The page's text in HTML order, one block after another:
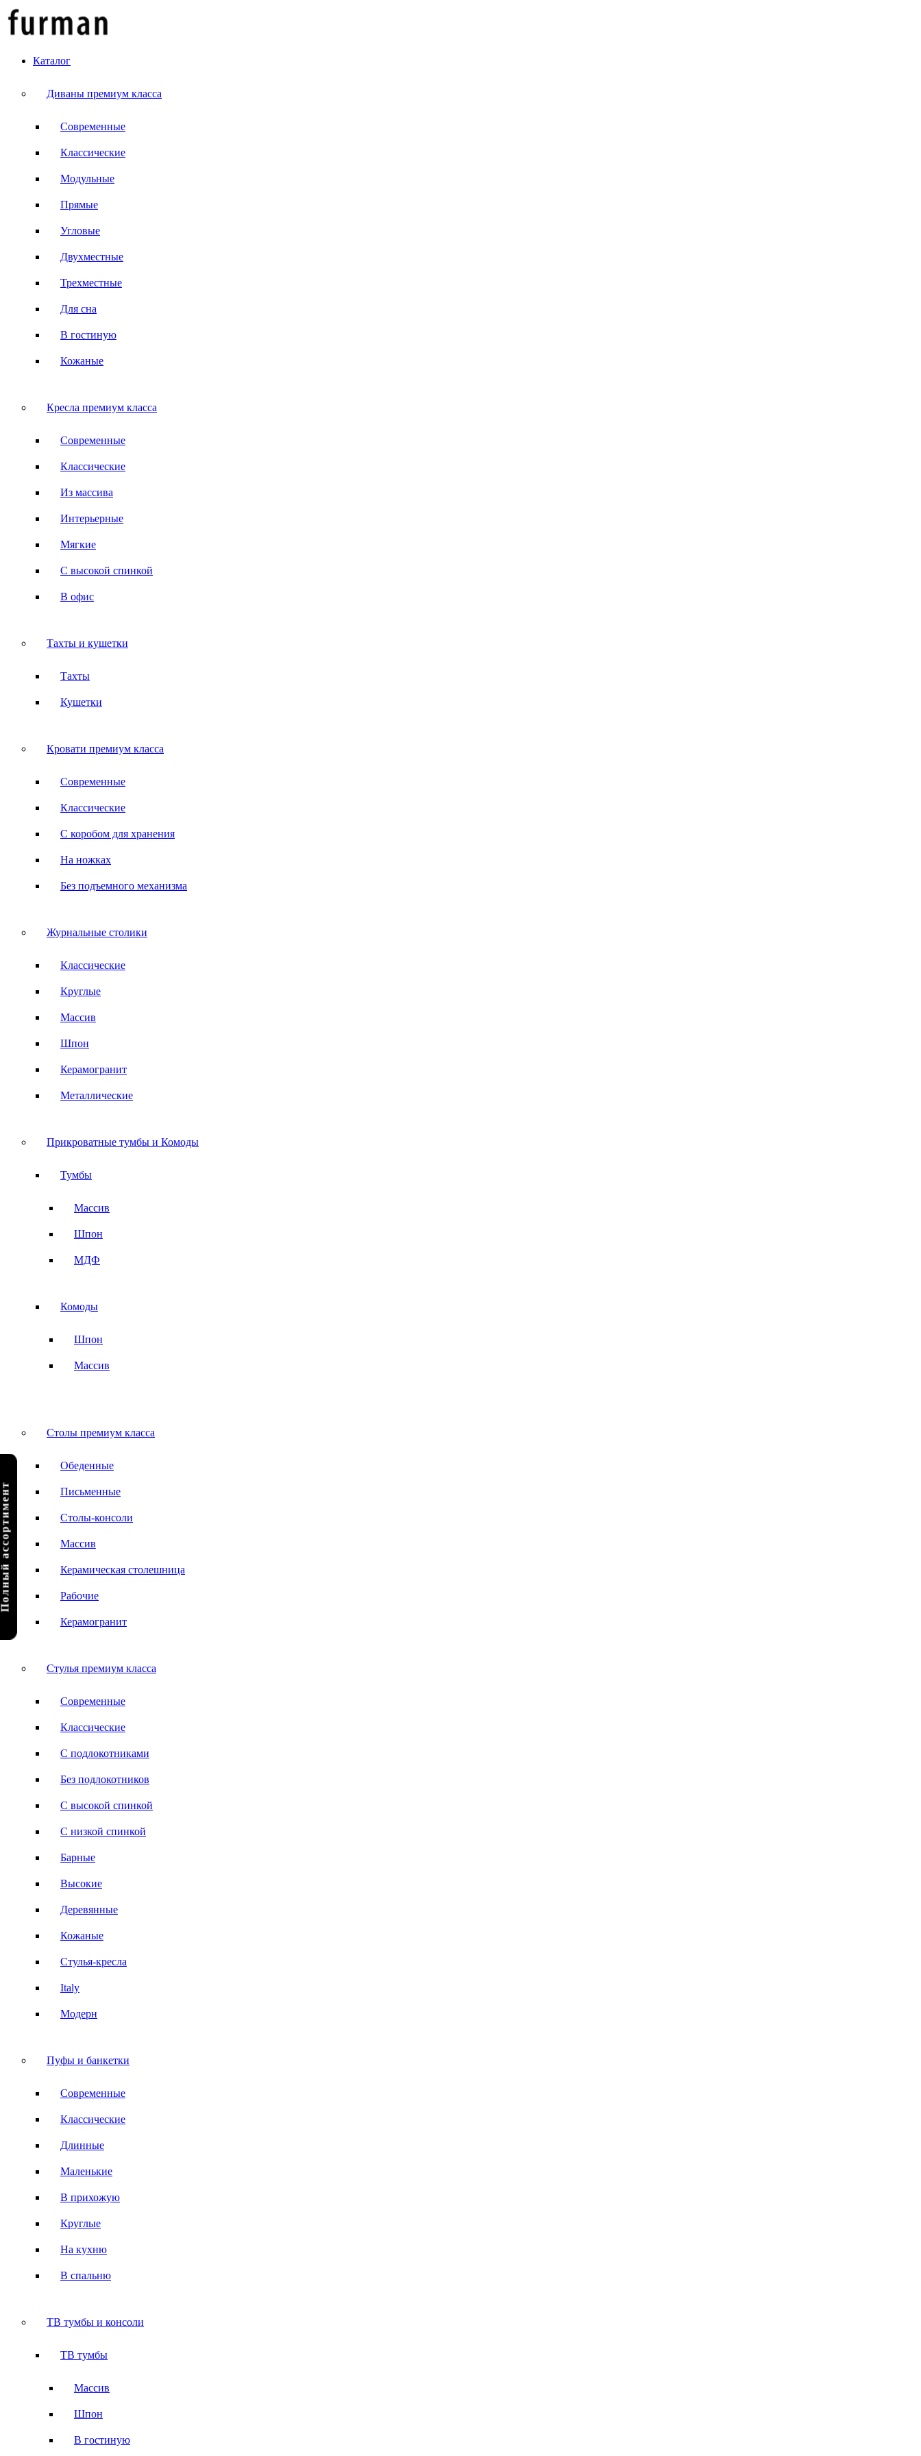
Каталог
Диваны премиум класса
Современные
Классические
Модульные
Прямые
Угловые
Двухместные
Трехместные
Для сна
В гостиную
Кожаные
Кресла премиум класса
Современные
Классические
Из массива
Интерьерные
Мягкие
С высокой спинкой
В офис
Тахты и кушетки
Тахты
Кушетки
Кровати премиум класса
Современные
Классические
С коробом для хранения
На ножках
Без подъемного механизма
Журнальные столики
Классические
Круглые
Массив
Шпон
Керамогранит
Металлические
Прикроватные тумбы и Комоды
Тумбы
Массив
Шпон
МДФ
Комоды
Шпон
Массив
Столы премиум класса
Обеденные
Письменные
Столы-консоли
Массив
Керамическая столешница
Рабочие
Керамогранит
Стулья премиум класса
Современные
Классические
С подлокотниками
Без подлокотников
С высокой спинкой
С низкой спинкой
Барные
Высокие
Деревянные
Кожаные
Стулья-кресла
Italy
Модерн
Пуфы и банкетки
Современные
Классические
Длинные
Маленькие
В прихожую
Круглые
На кухню
В спальню
ТВ тумбы и консоли
ТВ тумбы
Массив
Шпон
В гостиную